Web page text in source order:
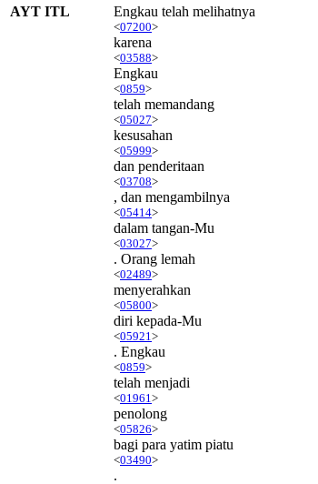
AYT ITL
Engkau telah melihatnya
<07200>
karena
<03588>
Engkau
<0859>
telah memandang
<05027>
kesusahan
<05999>
dan penderitaan
<03708>
, dan mengambilnya
<05414>
dalam tangan-Mu
<03027>
. Orang lemah
<02489>
menyerahkan
<05800>
diri kepada-Mu
<05921 >
. Engkau
<0859>
telah menjadi
<01961 >
penolong
<05826>
bagi para yatim piatu
<03490>
.